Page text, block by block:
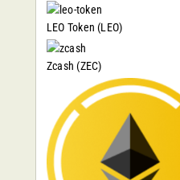
LEO Token (LEO)
Zcash (ZEC)